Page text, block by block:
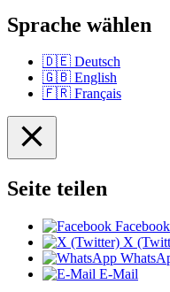
Sprache wählen
🇩🇪 Deutsch
🇬🇧 English
🇫🇷 Français
Seite teilen
Facebook
X
E-Mail